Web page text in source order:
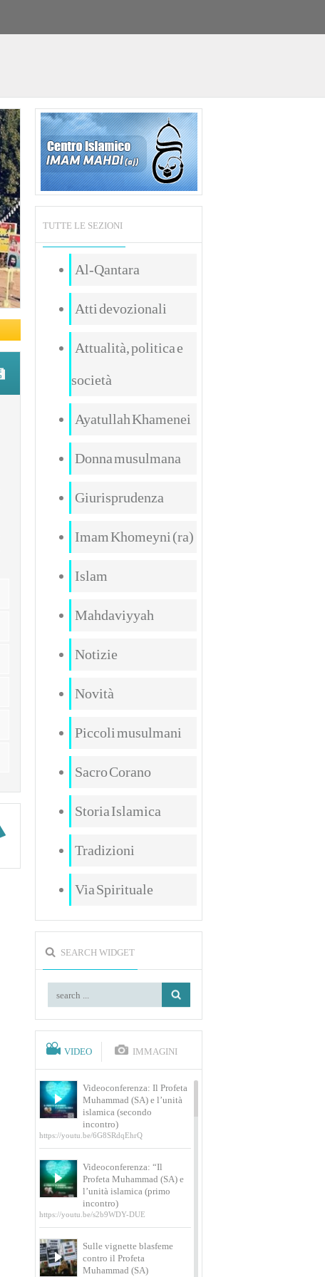
TUTTE LE SEZIONI
Al-Qantara
Atti devozionali
Attualità, politica e
società
Ayatullah Khamenei
Donna musulmana
Giurisprudenza
Imam Khomeyni (ra)
Islam
Mahdaviyyah
Notizie
Novità
Piccoli musulmani
Sacro Corano
Storia Islamica
Tradizioni
Via Spirituale
SEARCH WIDGET
VIDEO IMMAGINI
Videoconferenza: Il Profeta
Muhammad (SA) e l’unità
islamica (secondo
incontro)
https://youtu.be/6G8SRdqEhrQ
Videoconferenza: “Il
Profeta Muhammad (SA) e
l’unità islamica (primo
incontro)
https://youtu.be/s2b9WDY-DUE
Sulle vignette blasfeme
contro il Profeta
Muhammad (SA)